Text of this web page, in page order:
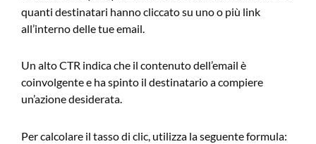
quanti destinatari hanno cliccato su uno o più link
all’interno delle tue email.
Un alto CTR indica che il contenuto dell’email è
coinvolgente e ha spinto il destinatario a compiere
un’azione desiderata.
Per calcolare il tasso di clic, utilizza la seguente formula: